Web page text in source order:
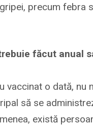
precum febra
făcut anual
o dată, nu
să se
există